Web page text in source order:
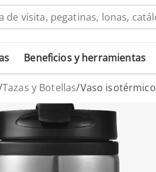
Beneficios y herramientas
Tazas y Botellas/Vaso